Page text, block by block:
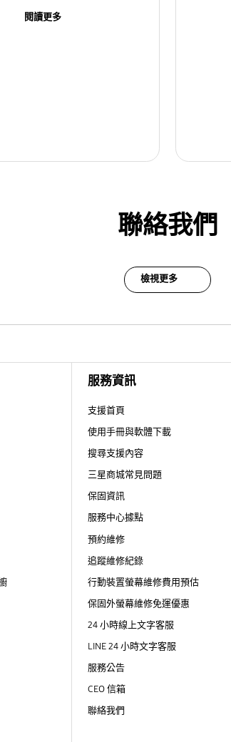
閱讀更多
聯絡我們
檢視更多
服務資訊
支援首頁
使用手冊與軟體下載
搜尋支援內容
三星商城常見問題
保固資訊
服務中心據點
預約維修
追蹤維修紀錄
行動裝置螢幕維修費用預估
保固外螢幕維修免運優惠
24 小時線上文字客服
LINE 24 小時文字客服
服務公告
CEO 信箱
聯絡我們